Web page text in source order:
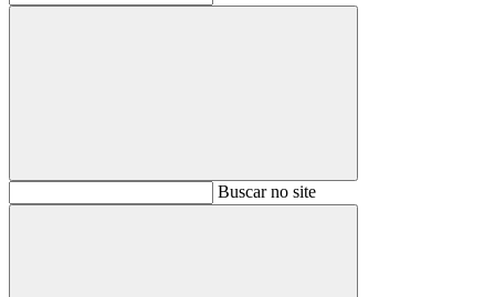
BuscarBuscar no site